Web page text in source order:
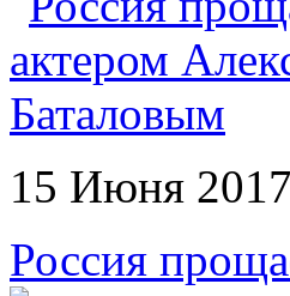
15 Июня 2017
Россия